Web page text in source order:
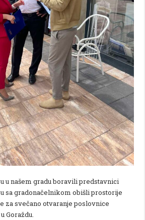
u našem gradu boravili predstavnici
sa gradonačelnikom obišli prostorije
za svečano otvaranje poslovnice
Goraždu.